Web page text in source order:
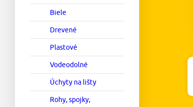
Biele
Drevené
Plastové
Vodeodolné
Úchyty na lišty
Rohy, spojky,